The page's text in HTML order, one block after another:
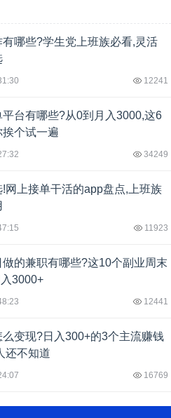
有哪些?学生党上班族必看,灵活
12241
台有哪些?从0到月入3000,这6
个试一遍
34249
!网上接单干活的app盘点,上班族
11923
的兼职有哪些?这10个副业周末
3000+
12441
变现?日入300+的3个主流赚钱
还不知道
16769